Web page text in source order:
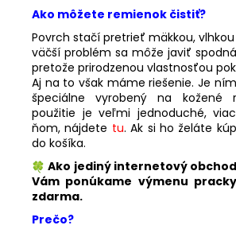
Ako môžete remienok čistiť?
Povrch stačí pretrieť mäkkou, vlhkou
väčší problém sa môže javiť
pretože prirodzenou vlastnosťou
Aj na to však máme riešenie. Je
špeciálne vyrobený na kožené
použitie je veľmi jednoduché,
ňom, nájdete tu. Ak si ho želáte
do košíka.
Ako jediný internetový
Vám ponúkame výmenu
zdarma.
Prečo?